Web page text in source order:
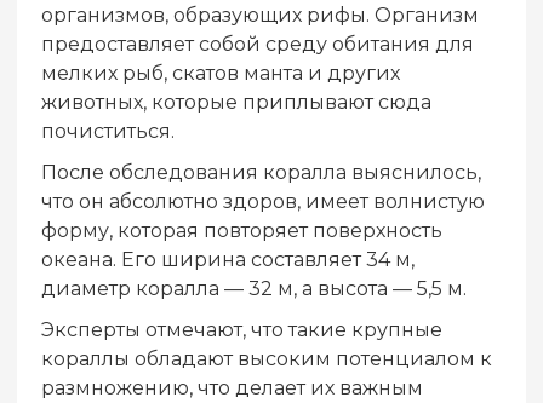
организмов, образующих рифы. Организм
предоставляет собой среду обитания для
мелких рыб, скатов манта и других
животных, которые приплывают сюда
почиститься.
После обследования коралла выяснилось,
что он абсолютно здоров, имеет волнистую
форму, которая повторяет поверхность
океана. Его ширина составляет 34 м,
диаметр коралла — 32 м, а высота — 5,5 м.
Эксперты отмечают, что такие крупные
кораллы обладают высоким потенциалом к
размножению, что делает их важным